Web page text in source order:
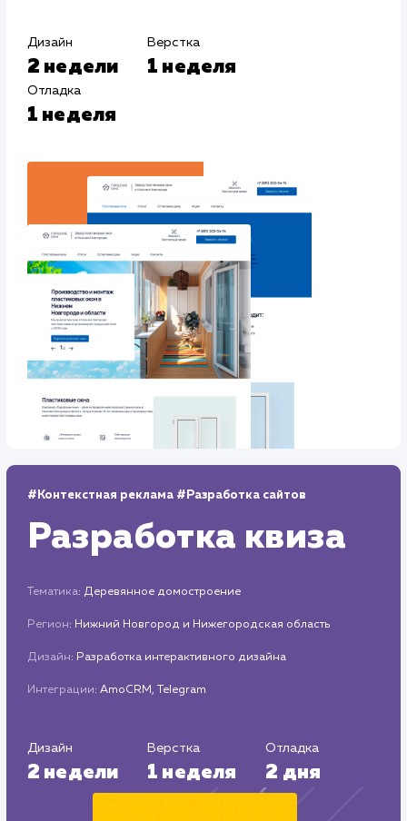
#Контекстная реклама #Продвижение
Сайтgorokna-
Тематика : Пластиковые окна
Регион продвижения: Нижний Новгород и Нижегородская
обл.
Количество запросов: 100 в день
Средняя позиция по запросам
Дизайн
2 недели
Верстка
1 неделя
Отладка